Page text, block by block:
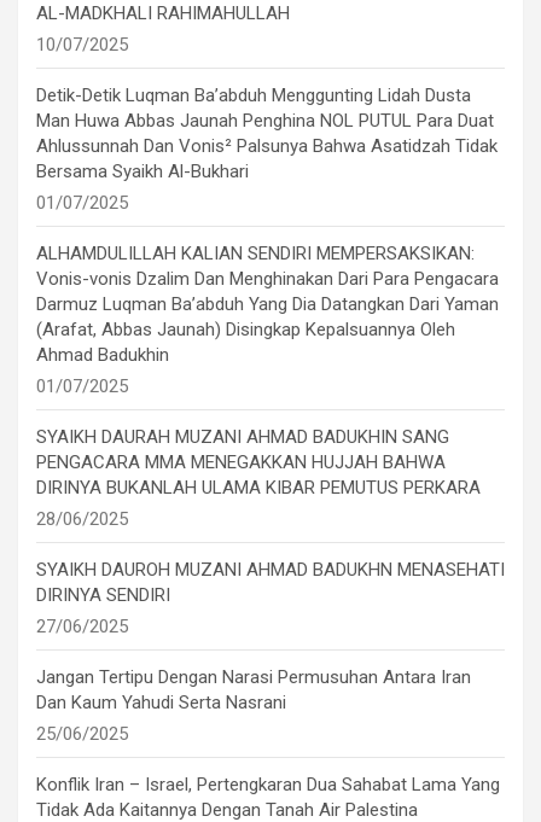
AL-MADKHALI RAHIMAHULLAH
10/07/2025
Detik-Detik Luqman Ba’abduh Menggunting Lidah Dusta
Man Huwa Abbas Jaunah Penghina NOL PUTUL Para Duat
Ahlussunnah Dan Vonis² Palsunya Bahwa Asatidzah Tidak
Bersama Syaikh Al-Bukhari
01/07/2025
ALHAMDULILLAH KALIAN SENDIRI MEMPERSAKSIKAN:
Vonis-vonis Dzalim Dan Menghinakan Dari Para Pengacara
Darmuz Luqman Ba’abduh Yang Dia Datangkan Dari Yaman
(Arafat, Abbas Jaunah) Disingkap Kepalsuannya Oleh
Ahmad Badukhin
01/07/2025
SYAIKH DAURAH MUZANI AHMAD BADUKHIN SANG
PENGACARA MMA MENEGAKKAN HUJJAH BAHWA
DIRINYA BUKANLAH ULAMA KIBAR PEMUTUS PERKARA
28/06/2025
SYAIKH DAUROH MUZANI AHMAD BADUKHN MENASEHATI
DIRINYA SENDIRI
27/06/2025
Jangan Tertipu Dengan Narasi Permusuhan Antara Iran
Dan Kaum Yahudi Serta Nasrani
25/06/2025
Konflik Iran – Israel, Pertengkaran Dua Sahabat Lama Yang
Tidak Ada Kaitannya Dengan Tanah Air Palestina